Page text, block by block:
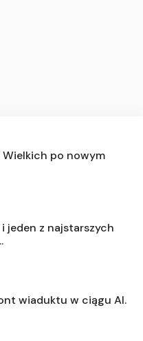
Wielkich po nowym
jeden z najstarszych
wiaduktu w ciągu Al.